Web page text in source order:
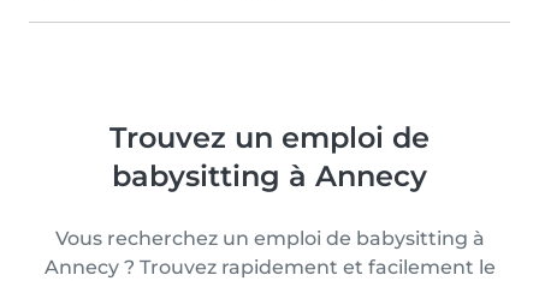
Trouvez un emploi de
babysitting à Annecy
Vous recherchez un emploi de babysitting à
Annecy ? Trouvez rapidement et facilement le